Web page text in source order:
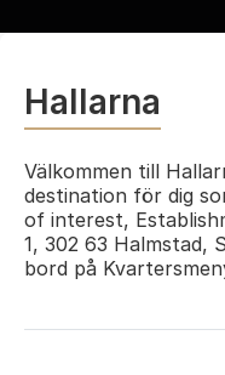
Hallarna
Välkommen till
destination för dig
of interest,
1, 302 63 Halmstad,
bord på